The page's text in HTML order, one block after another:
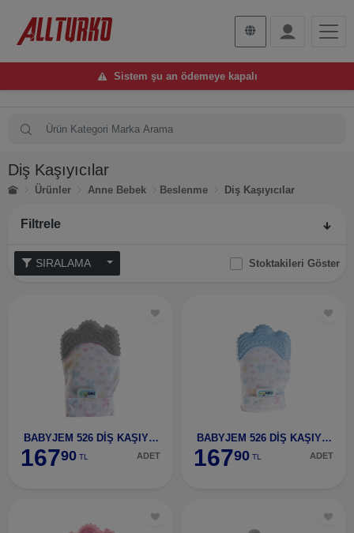
Sistem şu an ödemeye kapalı
Diş Kaşıyıcılar
Ürünler Anne Bebek Beslenme Diş Kaşıyıcılar
Filtrele
Stoktakileri Göster
BABYJEM 526 DİŞ KAŞIYICI ELDİVEN GRİ KELEBEK-5260
16790 TL ADET
BABYJEM 526 DİŞ KAŞIYICI ELDİVEN MAVİ KELEBEK-526
16790 TL ADET